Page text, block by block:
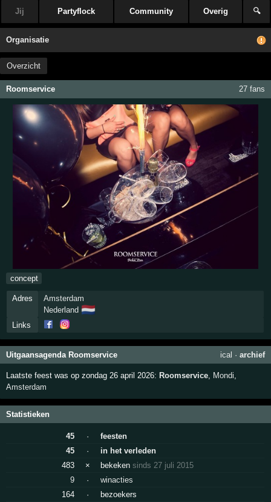
Jij Partyflock Community Overig 🔍
Organisatie
Overzicht
Roomservice 27 fans
concept
Adres
Amsterdam
Nederland 🇳🇱
Links
Uitgaansagenda Roomservice ical · archief
Laatste feest was op zondag 26 april 2026: Roomservice, Mondi,
Amsterdam
Statistieken
45 ·
feesten
45
·
in het verleden
483
× bekekensinds 27 juli 2015
9
·
winacties
164
·
bezoekers